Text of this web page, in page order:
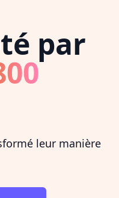
par
leur manière